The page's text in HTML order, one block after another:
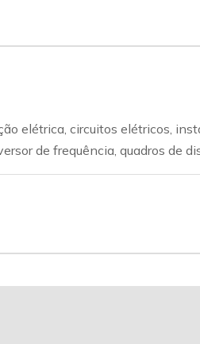
elétrica, circuitos elétricos,
de frequência, quadros de